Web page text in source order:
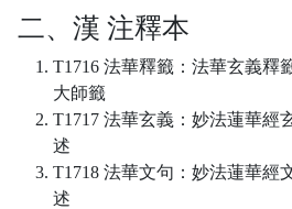
二、漢 注釋本
T1716 法華釋籤：法華玄義釋
大師籤
T1717 法華玄義：妙法蓮華經
述
T1718 法華文句：妙法蓮華經
述